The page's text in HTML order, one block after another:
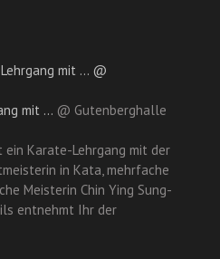
mit ... @
mit ... @ Gutenberghalle
ein Karate-Lehrgang mit der
in Kata, mehrfache
Meisterin Chin Ying Sung-
entnehmt Ihr der